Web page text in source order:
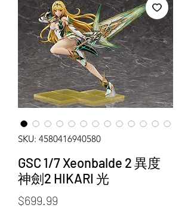
WECHAT 微信諮詢
SKU: 4580416940580
GSC 1/7 Xeonbalde 2 異度
神劍2 HIKARI 光
$699.99